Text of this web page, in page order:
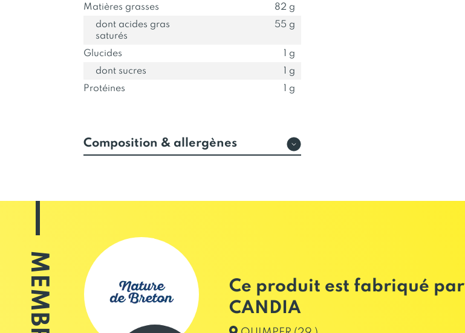
Matières grasses
82 g
dont acides gras
saturés
55 g
Glucides
1 g
dont sucres
1 g
Protéines
1 g
Composition & allergènes
MEMBRE
Ce produit est fabriqué par
CANDIA